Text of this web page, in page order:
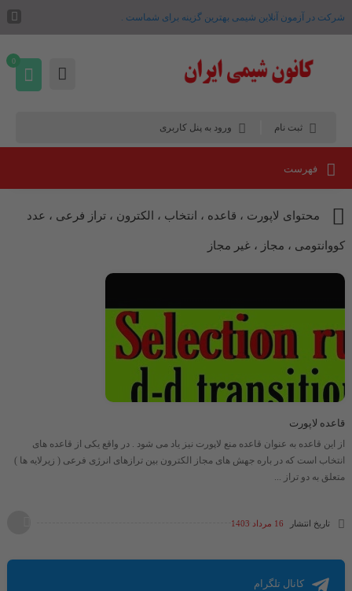
شرکت در آزمون آنلاین شیمی بهترین گزینه برای شماست .
ثبت نام ورود به پنل کاربری
0
فهرست
محتوای لاپورت ، قاعده ، انتخاب ، الکترون ، تراز فرعی ، عدد
کووانتومی ، مجاز ، غیر مجاز
قاعده لاپورت
از این قاعده به عنوان قاعده منع لاپورت نیز یاد می شود . در واقع یکی از قاعده های
انتخاب است که در باره جهش های مجاز الکترون بین ترازهای انرژی فرعی ( زیرلایه ها )
متعلق به دو تراز ...
تاریخ انتشار 16 مرداد 1403
کانال تلگرام